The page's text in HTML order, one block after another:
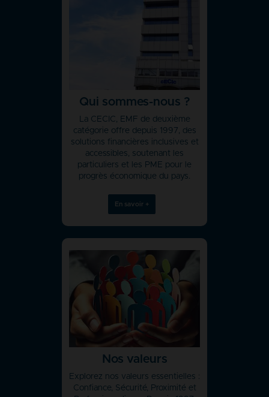
Qui sommes-nous ?
La CECIC, EMF de deuxième
catégorie offre depuis 1997, des
solutions financières inclusives et
accessibles, soutenant les
particuliers et les PME pour le
progrès économique du pays.
En savoir +
Nos valeurs
Explorez nos valeurs essentielles :
Confiance, Sécurité, Proximité et